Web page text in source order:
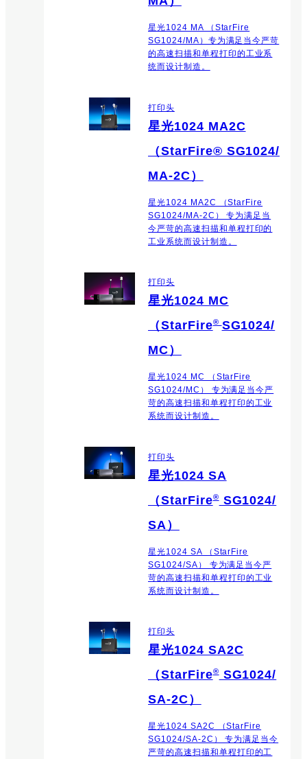
星光1024 MA （StarFire
SG1024/MA）专为满足当今严苛
的高速扫描和单程打印的工业系
统而设计制造。
打印头
星光1024 MA2C
（StarFire® SG1024/
MA-2C）
星光1024 MA2C （StarFire
SG1024/MA-2C） 专为满足当
今严苛的高速扫描和单程打印的
工业系统而设计制造。
打印头
星光1024 MC
（StarFire® SG1024/
MC）
星光1024 MC （StarFire
SG1024/MC） 专为满足当今严
苛的高速扫描和单程打印的工业
系统而设计制造。
打印头
星光1024 SA
（StarFire®SG1024/
SA）
星光1024 SA （StarFire
SG1024/SA） 专为满足当今严
苛的高速扫描和单程打印的工业
系统而设计制造。
打印头
星光1024 SA2C
（StarFire®SG1024/
SA-2C）
星光1024 SA2C （StarFire
SG1024/SA-2C） 专为满足当今
严苛的高速扫描和单程打印的工